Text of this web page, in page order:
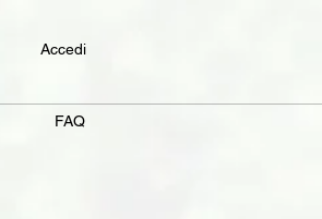
Accedi
FAQ